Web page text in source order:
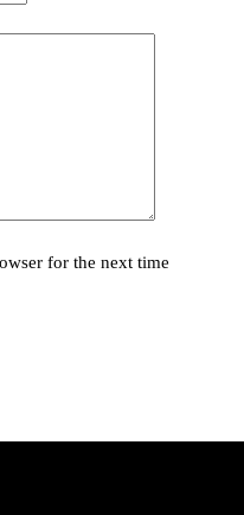
for the next time